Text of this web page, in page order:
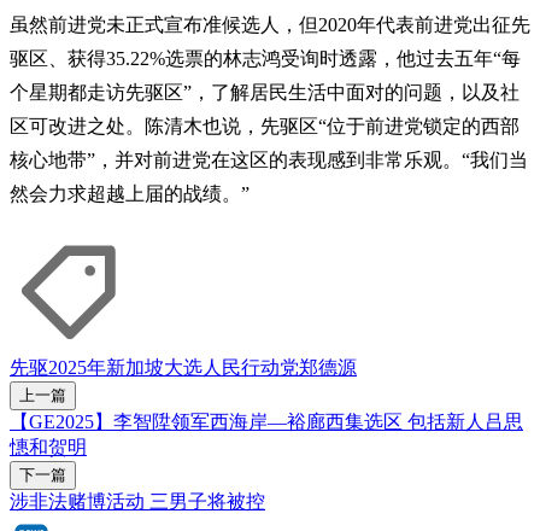
虽然前进党未正式宣布准候选人，但2020年代表前进党出征先
驱区、获得35.22%选票的林志鸿受询时透露，他过去五年“每
个星期都走访先驱区”，了解居民生活中面对的问题，以及社
区可改进之处。陈清木也说，先驱区“位于前进党锁定的西部
核心地带”，并对前进党在这区的表现感到非常乐观。“我们当
然会力求超越上届的战绩。”
先驱2025年新加坡大选人民行动党郑德源
上一篇
【GE2025】李智陞领军西海岸—裕廊西集选区 包括新人吕思
憓和贺明
下一篇
涉非法赌博活动 三男子将被控